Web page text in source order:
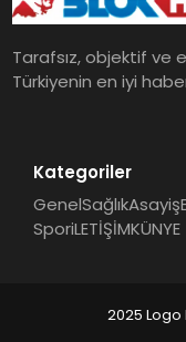
Tarafsız, objektif ve
Türkiyenin en iyi
Kategoriler
GenelSağlıkAsayiş
SporiLETİŞİMKÜNYE
2025 Logo